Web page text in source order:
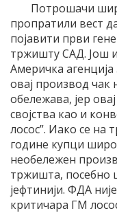
Потрошачи
пропратили вест
појавити први
тржишту САД. Још
Америчка
овај производ чак
обележава, јер
својства као и
лосос”. Иако се на
године купци
необележен
тржишта, посебно
јефтинији. ФДА
критичара ГМ